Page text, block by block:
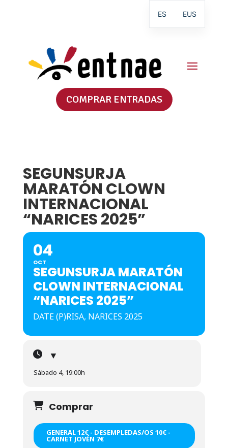
COMPRAR ENTRADAS
SEGUNSURJA
MARATÓN CLOWN
INTERNACIONAL
“NARICES 2025”
04
OCT
SEGUNSURJA MARATÓN
CLOWN INTERNACIONAL
“NARICES 2025”
DATE (P)RISA, NARICES 2025
▼
Sábado 4, 19:00h
Comprar
GENERAL 12€ - DESEMPLEDAS/OS 10€ -
CARNET JOVÉN 7€
ES EUS